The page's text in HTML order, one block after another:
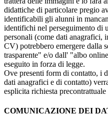
didattiche di particolare pregio
identificabili gli alunni in
identifichi nel perseguimento di
personali (come dati anagrafici,
CV) potrebbero emergere dalla
trasparente" e/o dall' "albo
eseguito in forza di legge.
Ove presenti form di contatto, i
dati anagrafici e di contatto)
esplicita richiesta
COMUNICAZIONE DEI